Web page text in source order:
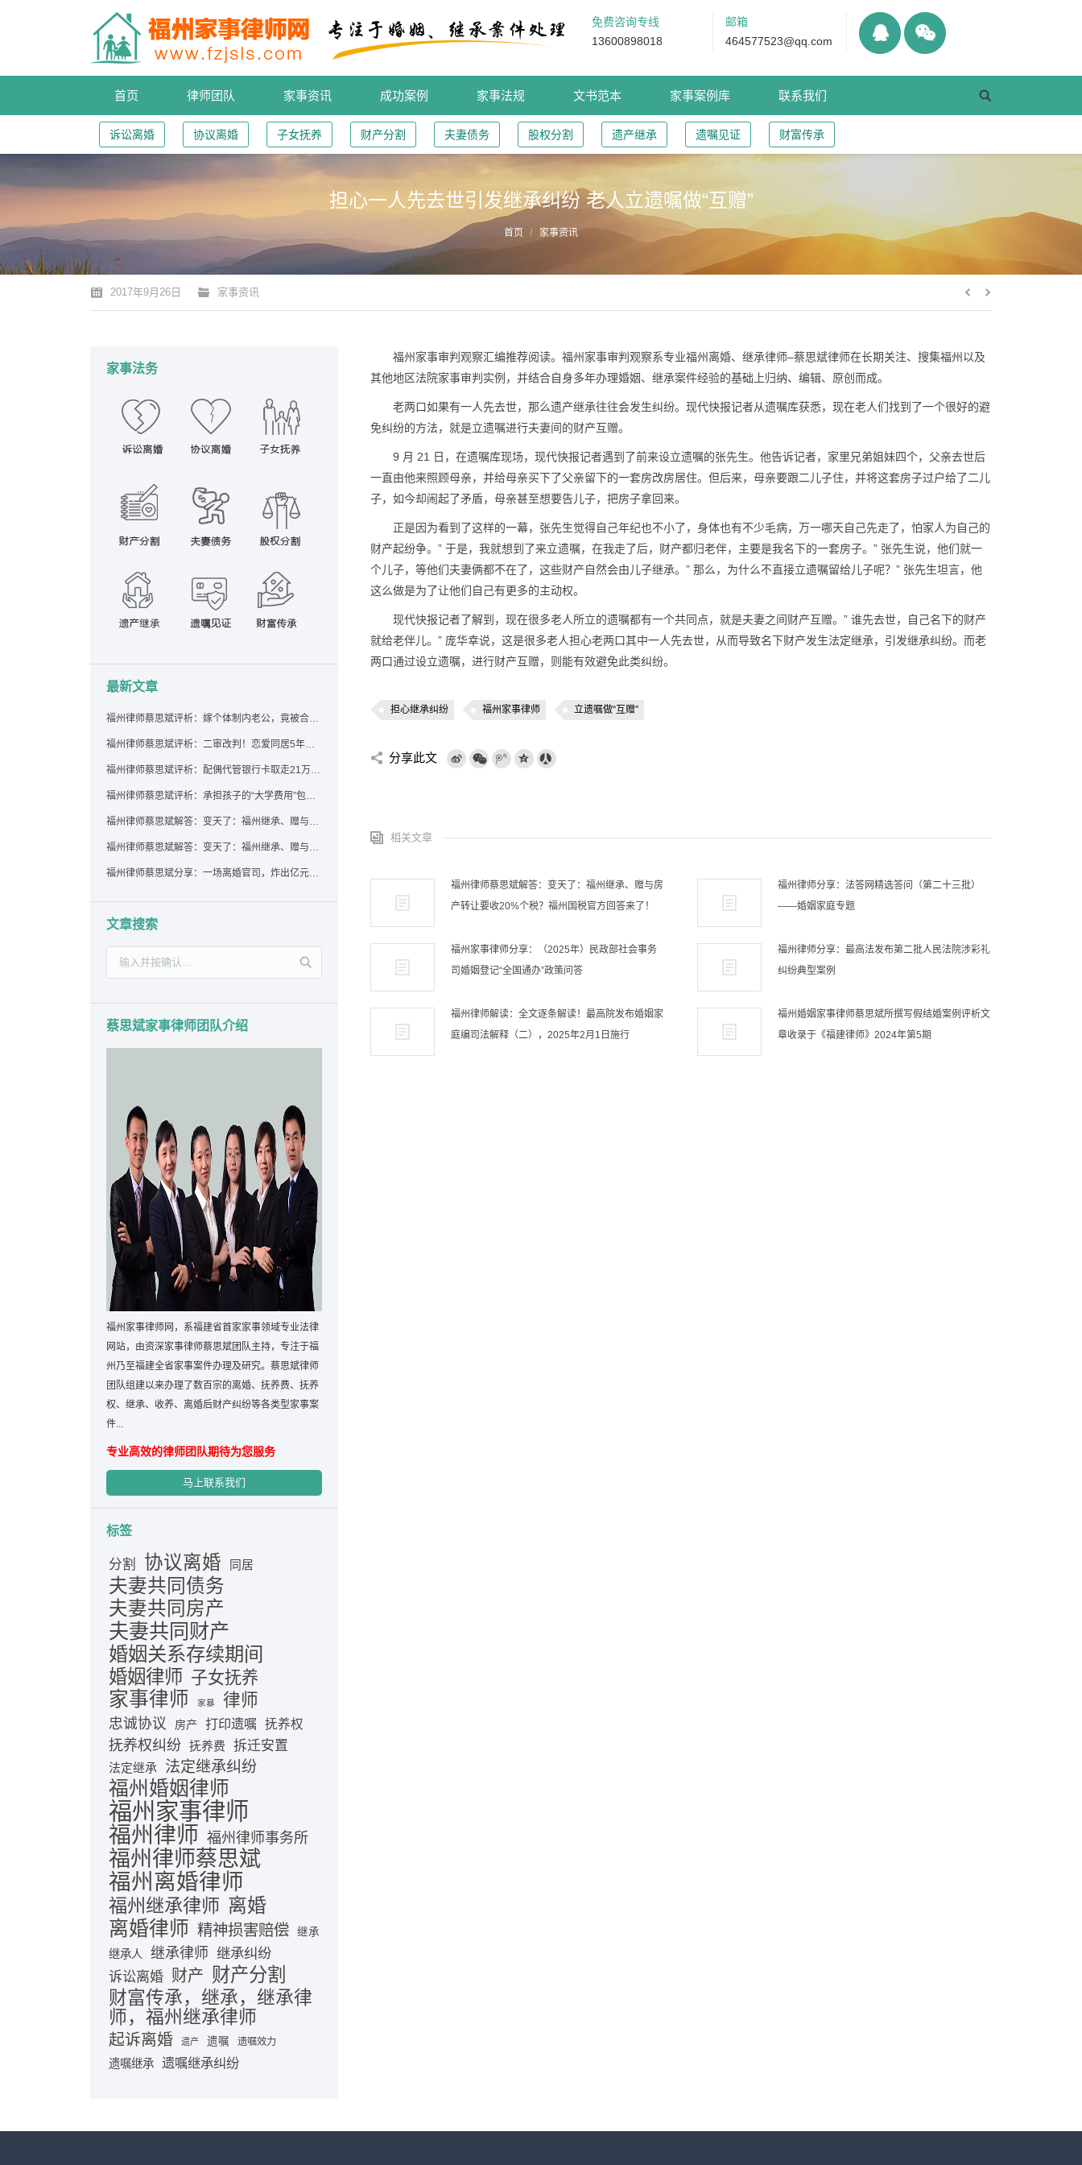
免费咨询专线
13600898018
邮箱
464577523@qq.com
首页 律师团队 家事资讯 成功案例 家事法规 文书范本 家事案例库 联系我们
诉讼离婚 协议离婚 子女抚养 财产分割 夫妻债务 股权分割 遗产继承 遗嘱见证 财富传承
担心一人先去世引发继承纠纷 老人立遗嘱做“互赠”
首页 家事资讯
2017年9月26日 家事资讯
福州家事审判观察汇编推荐阅读。福州家事审判观察系专业福州离婚、继承律师–蔡思斌律师在长期关注、搜集福州以及
其他地区法院家事审判实例，并结合自身多年办理婚姻、继承案件经验的基础上归纳、编辑、原创而成。
老两口如果有一人先去世，那么遗产继承往往会发生纠纷。现代快报记者从遗嘱库获悉，现在老人们找到了一个很好的避
免纠纷的方法，就是立遗嘱进行夫妻间的财产互赠。
9 月 21 日，在遗嘱库现场，现代快报记者遇到了前来设立遗嘱的张先生。他告诉记者，家里兄弟姐妹四个，父亲去世后
一直由他来照顾母亲，并给母亲买下了父亲留下的一套房改房居住。但后来，母亲要跟二儿子住，并将这套房子过户给了二儿
子，如今却闹起了矛盾，母亲甚至想要告儿子，把房子拿回来。
正是因为看到了这样的一幕，张先生觉得自己年纪也不小了，身体也有不少毛病，万一哪天自己先走了，怕家人为自己的
财产起纷争。” 于是，我就想到了来立遗嘱，在我走了后，财产都归老伴，主要是我名下的一套房子。” 张先生说，他们就一
个儿子，等他们夫妻俩都不在了，这些财产自然会由儿子继承。” 那么，为什么不直接立遗嘱留给儿子呢？” 张先生坦言，他
这么做是为了让他们自己有更多的主动权。
现代快报记者了解到，现在很多老人所立的遗嘱都有一个共同点，就是夫妻之间财产互赠。” 谁先去世，自己名下的财产
就给老伴儿。” 庞华幸说，这是很多老人担心老两口其中一人先去世，从而导致名下财产发生法定继承，引发继承纠纷。而老
两口通过设立遗嘱，进行财产互赠，则能有效避免此类纠纷。
担心继承纠纷 福州家事律师 立遗嘱做“互赠”
分享此文
相关文章
福州律师蔡思斌解答：变天了：福州继承、赠与房
产转让要收20%个税？福州国税官方回答来了！
福州律师分享：法答网精选答问（第二十三批）
——婚姻家庭专题
福州家事律师分享：（2025年）民政部社会事务
司婚姻登记“全国通办”政策问答
福州律师分享：最高法发布第二批人民法院涉彩礼
纠纷典型案例
福州律师解读：全文逐条解读！最高院发布婚姻家
庭编司法解释（二），2025年2月1日施行
福州婚姻家事律师蔡思斌所撰写假结婚案例评析文
章收录于《福建律师》2024年第5期
家事法务
最新文章
福州律师蔡思斌评析：嫁个体制内老公，竟被合伙设局背上近百万债务，婚前不查征信真要命！
福州律师蔡思斌评析：二审改判！恋爱同居5年为女友买车，分手后能要回吗？
福州律师蔡思斌评析：配偶代管银行卡取走21万，离婚后这笔钱还要得回来吗？
福州律师蔡思斌评析：承担孩子的“大学费用”包括高额留学费用吗？
福州律师蔡思斌解答：变天了：福州继承、赠与房产转让要收20%个税？福州国税官方回复来了！
福州律师蔡思斌解答：变天了：福州继承、赠与房产转让要收20%个税？福州国税官方回答来了！
福州律师蔡思斌分享：一场离婚官司，炸出亿元“糊涂账”：本想分割家产，结果“自爆”了家底
文章搜索
蔡思斌家事律师团队介绍
福州家事律师网，系福建省首家家事领域专业法律
网站，由资深家事律师蔡思斌团队主持，专注于福
州乃至福建全省家事案件办理及研究。蔡思斌律师
团队组建以来办理了数百宗的离婚、抚养费、抚养
权、继承、收养、离婚后财产纠纷等各类型家事案
件...
专业高效的律师团队期待为您服务
马上联系我们
标签
分割 协议离婚 同居
夫妻共同债务
夫妻共同房产
夫妻共同财产
婚姻关系存续期间
婚姻律师 子女抚养
家事律师 家暴 律师
忠诚协议 房产 打印遗嘱 抚养权
抚养权纠纷 抚养费 拆迁安置
法定继承 法定继承纠纷
福州婚姻律师
福州家事律师
福州律师 福州律师事务所
福州律师蔡思斌
福州离婚律师
福州继承律师 离婚
离婚律师 精神损害赔偿 继承
继承人 继承律师 继承纠纷
诉讼离婚 财产 财产分割
财富传承，继承，继承律
师，福州继承律师
起诉离婚 遗产 遗嘱 遗嘱效力
遗嘱继承 遗嘱继承纠纷